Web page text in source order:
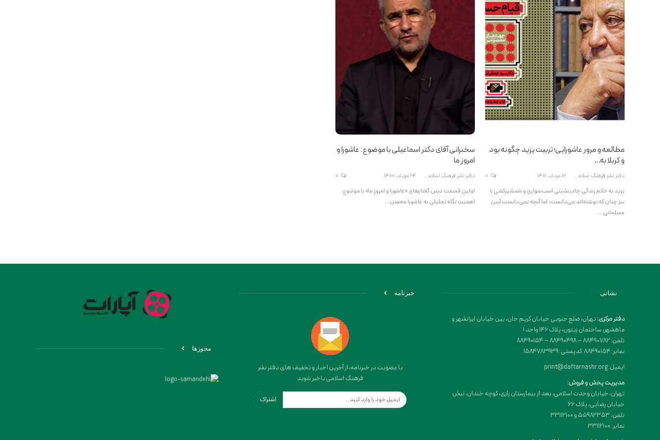
مطالعه و مرور عاشورایی؛ تربیت یزید چگونه بود
و کربلا به…
دفتر نشر فرهنگ اسلامی 12 مرداد, 1401
یزید به حکم زندگی چادرنشینی اسب‌سواری و شمشیرکشی را
نیز چنان که نوشته‌اند می‌دانست، اما آنچه نمی‌دانست آیین
مسلمانی…
سخنرانی آقای دکتر اسماعیلی با موضوع: عاشورا و
امروز ما
دفتر نشر فرهنگ اسلامی 24 مرداد, 1400
اولین قسمت درس‌ گفتارهای «عاشورا و امروز ما» با موضوع:
اهمیت نگاه تحلیلی به عاشورا محسن…
نشانی
دفتر مرکزی:تهران، ضلع جنوبی خیابان کریم خان، بین خیابان ایرانشهر و
ماهشهر، ساختمان زیتون، پلاک 146 واحد 1
تلفن: 88490782 – 88490498 – 88490154
نمابر: 88490154 کدپستی: 1584783939
ایمیل: print@daftarnashr.org
مدیریت پخش و فروش:
تهران، خیابان وحدت اسلامی، بعد از بیمارستان رازی، کوچه خندان، نبش
خیابان رضایی، پلاک ۶۶
تلفن: 55982353 و 33112100
نمابر: 33112100
خبرنامه
با عضویت در خبرنامه، از آخرین اخبار و تخفیف های دفتر نشر
فرهنگ اسلامی باخبر شوید
اشتراک
مجوزها